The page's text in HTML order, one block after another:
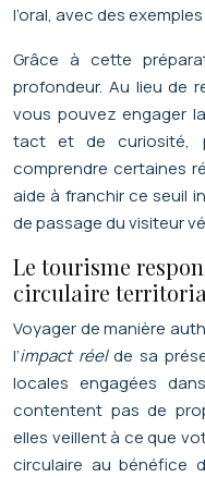
l’oral, avec des
Grâce à cette
profondeur. Au lieu de
vous pouvez engager
tact et de curiosité,
comprendre certaines
aide à franchir ce seuil
de passage du visiteur
Le tourisme
circulaire
Voyager de manière
l’impact réelde sa
locales engagées
contentent pas de
elles veillent à ce que
circulaire au bénéfice